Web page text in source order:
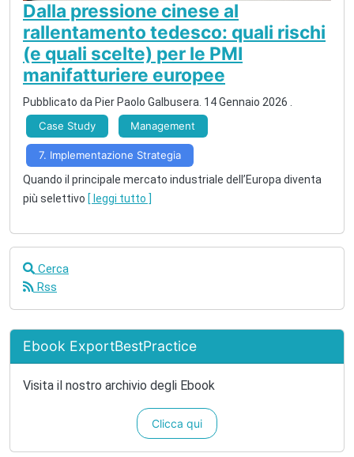
Dalla pressione cinese al
rallentamento tedesco: quali rischi
(e quali scelte) per le PMI
manifatturiere europee
Pubblicato da Pier Paolo Galbusera 14 Gennaio 2026
Case Study
Management
7. Implementazione Strategia
Quando il principale mercato industriale dell’Europa diventa
più selettivo [ leggi tutto ]
Cerca
Rss
Ebook ExportBestPractice
Visita il nostro archivio degli Ebook
Clicca qui